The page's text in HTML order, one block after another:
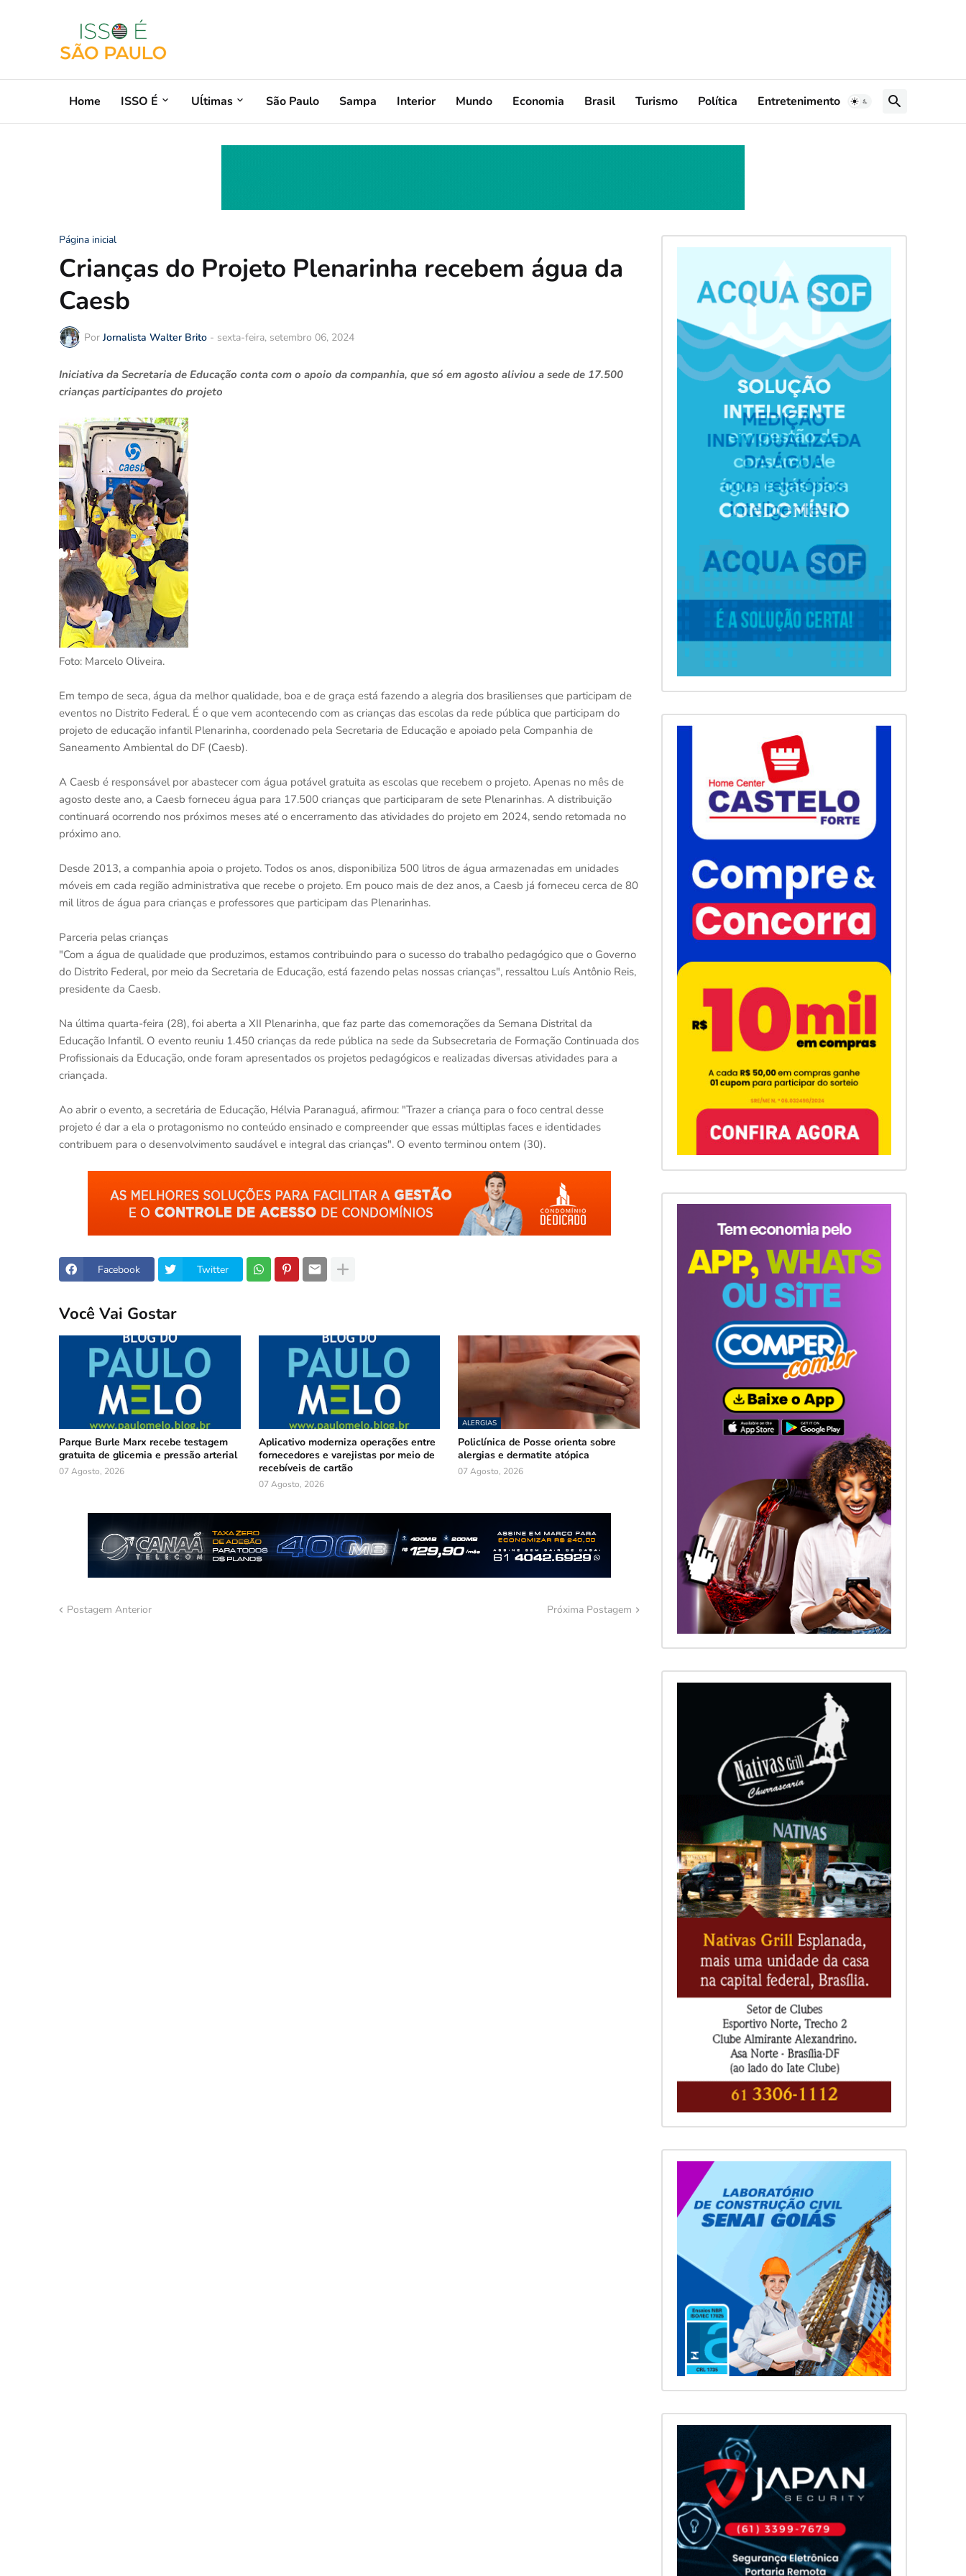
Home ISSO É Uĺtimas São Paulo Sampa Interior Mundo Economia Brasil Turismo Política Entretenimento
Página inicial
Crianças do Projeto Plenarinha recebem água da
Caesb
Por Jornalista Walter Brito - sexta-feira, setembro 06, 2024
Iniciativa da Secretaria de Educação conta com o apoio da companhia, que só em agosto aliviou a sede de 17.500
crianças participantes do projeto
Foto: Marcelo Oliveira.
Em tempo de seca, água da melhor qualidade, boa e de graça está fazendo a alegria dos brasilienses que participam de
eventos no Distrito Federal. É o que vem acontecendo com as crianças das escolas da rede pública que participam do
projeto de educação infantil Plenarinha, coordenado pela Secretaria de Educação e apoiado pela Companhia de
Saneamento Ambiental do DF (Caesb).
A Caesb é responsável por abastecer com água potável gratuita as escolas que recebem o projeto. Apenas no mês de
agosto deste ano, a Caesb forneceu água para 17.500 crianças que participaram de sete Plenarinhas. A distribuição
continuará ocorrendo nos próximos meses até o encerramento das atividades do projeto em 2024, sendo retomada no
próximo ano.
Desde 2013, a companhia apoia o projeto. Todos os anos, disponibiliza 500 litros de água armazenadas em unidades
móveis em cada região administrativa que recebe o projeto. Em pouco mais de dez anos, a Caesb já forneceu cerca de 80
mil litros de água para crianças e professores que participam das Plenarinhas.
Parceria pelas crianças
"Com a água de qualidade que produzimos, estamos contribuindo para o sucesso do trabalho pedagógico que o Governo
do Distrito Federal, por meio da Secretaria de Educação, está fazendo pelas nossas crianças", ressaltou Luís Antônio Reis,
presidente da Caesb.
Na última quarta-feira (28), foi aberta a XII Plenarinha, que faz parte das comemorações da Semana Distrital da
Educação Infantil. O evento reuniu 1.450 crianças da rede pública na sede da Subsecretaria de Formação Continuada dos
Profissionais da Educação, onde foram apresentados os projetos pedagógicos e realizadas diversas atividades para a
criançada.
Ao abrir o evento, a secretária de Educação, Hélvia Paranaguá, afirmou: "Trazer a criança para o foco central desse
projeto é dar a ela o protagonismo no conteúdo ensinado e compreender que essas múltiplas faces e identidades
contribuem para o desenvolvimento saudável e integral das crianças". O evento terminou ontem (30).
Facebook Twitter
Você Vai Gostar
Parque Burle Marx recebe testagem
gratuita de glicemia e pressão arterial
07 Agosto, 2026
Aplicativo moderniza operações entre
fornecedores e varejistas por meio de
recebíveis de cartão
07 Agosto, 2026
ALERGIAS
Policlínica de Posse orienta sobre
alergias e dermatite atópica
07 Agosto, 2026
Postagem Anterior Próxima Postagem